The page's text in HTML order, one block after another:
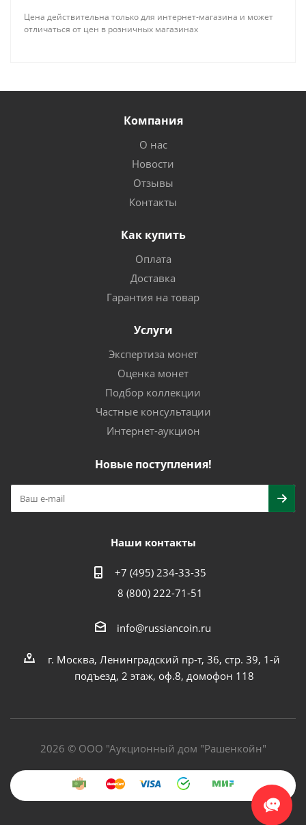
Цена действительна только для интернет-магазина и может
отличаться от цен в розничных магазинах
Компания
О нас
Новости
Отзывы
Контакты
Как купить
Оплата
Доставка
Гарантия на товар
Услуги
Экспертиза монет
Оценка монет
Подбор коллекции
Частные консультации
Интернет-аукцион
Новые поступления!
Наши контакты
+7 (495) 234-33-35
8 (800) 222-71-51
info@russiancoin.ru
г. Москва, Ленинградский пр-т, 36, стр. 39, 1-й
подъезд, 2 этаж, оф.8, домофон 118
2026 © ООО "Аукционный дом "Рашенкойн"